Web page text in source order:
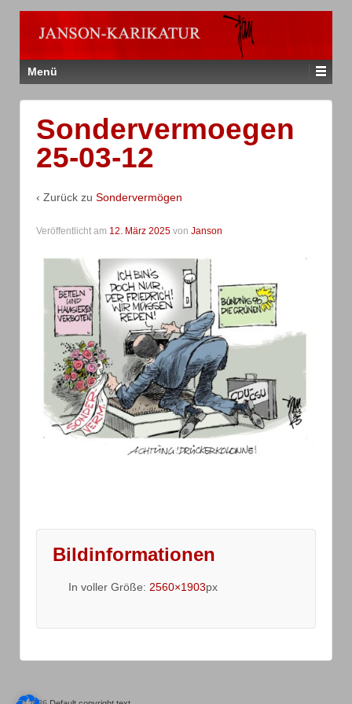
Menü
Sondervermoegen
25-03-12
‹ Zurück zu Sondervermögen
Veröffentlicht am 12. März 2025 von Janson
Bildinformationen
In voller Größe: 2560×1903px